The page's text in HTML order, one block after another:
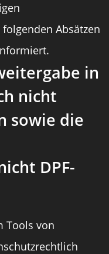
Absätzen
in
nicht
sowie die
DPF-
Tools von